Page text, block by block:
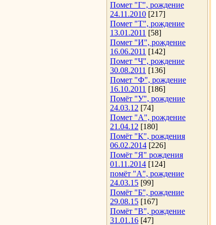
Помет "Г", рождение
24.11.2010 [217]
Помет "Т", рождение
13.01.2011 [58]
Помет "И", рождение
16.06.2011 [142]
Помет "Ч", рождение
30.08.2011 [136]
Помет "Ф", рождение
16.10.2011 [186]
Помёт "У", рождение
24.03.12 [74]
Помет "А", рождение
21.04.12 [180]
Помёт "К", рождения
06.02.2014 [226]
Помёт "Я" рождения
01.11.2014 [124]
помёт "А", рождение
24.03.15 [99]
Помёт "Б", рождение
29.08.15 [167]
Помёт "В", рождение
31.01.16 [47]